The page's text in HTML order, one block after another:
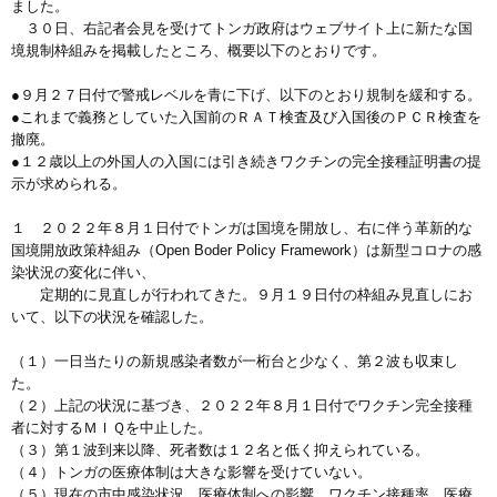
ました。
３０日、右記者会見を受けてトンガ政府はウェブサイト上に新たな国
境規制枠組みを掲載したところ、概要以下のとおりです。
●９月２７日付で警戒レベルを青に下げ、以下のとおり規制を緩和する。
●これまで義務としていた入国前のＲＡＴ検査及び入国後のＰＣＲ検査を
撤廃。
●１２歳以上の外国人の入国には引き続きワクチンの完全接種証明書の提
示が求められる。
１ ２０２２年８月１日付でトンガは国境を開放し、右に伴う革新的な
国境開放政策枠組み（Open Boder Policy Framework）は新型コロナの感
染状況の変化に伴い、
定期的に見直しが行われてきた。９月１９日付の枠組み見直しにお
いて、以下の状況を確認した。
（１）一日当たりの新規感染者数が一桁台と少なく、第２波も収束し
た。
（２）上記の状況に基づき、２０２２年８月１日付でワクチン完全接種
者に対するＭＩＱを中止した。
（３）第１波到来以降、死者数は１２名と低く抑えられている。
（４）トンガの医療体制は大きな影響を受けていない。